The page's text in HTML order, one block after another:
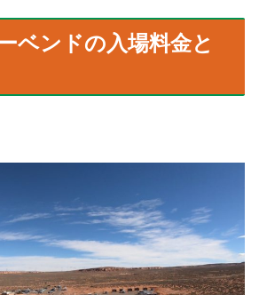
ベンドの入場料金と